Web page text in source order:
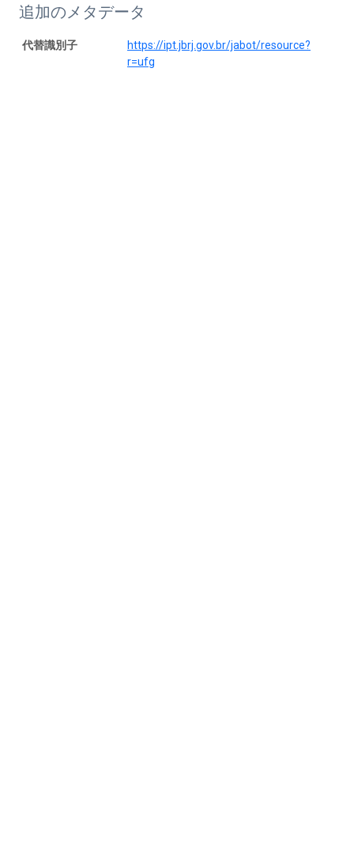
追加のメタデータ
代替識別子
https://ipt.jbrj.gov.br/jabot/resource?
r=ufg